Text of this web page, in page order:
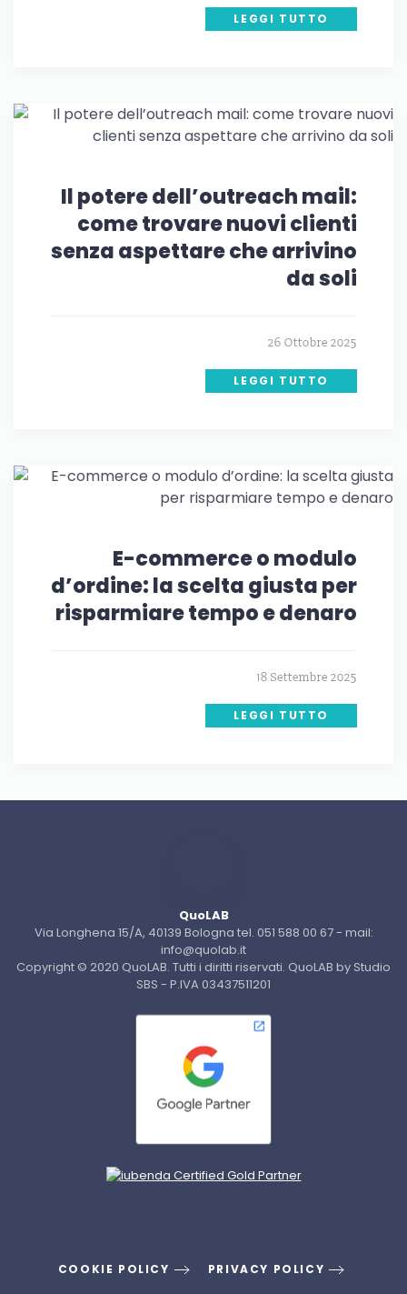
LEGGI TUTTO
Il potere dell’outreach mail:
come trovare nuovi clienti
senza aspettare che arrivino
da soli
26 Ottobre 2025
LEGGI TUTTO
E-commerce o modulo
d’ordine: la scelta giusta per
risparmiare tempo e denaro
18 Settembre 2025
LEGGI TUTTO
QuoLAB
Via Longhena 15/A, 40139 Bologna tel. 051 588 00 67 - mail:
info@quolab.it
Copyright © 2020 QuoLAB. Tutti i diritti riservati. QuoLAB by Studio
SBS - P.IVA 03437511201
COOKIE POLICY PRIVACY POLICY